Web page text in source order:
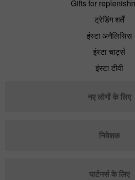
Gifts for
ट्रेडिंग शर्तें
इंस्टा अनैलिसिस
इंस्टा चार्ट्स
इंस्टा टीवी
नए लोगों के लिए
निवेशक
पार्टनर्स के लिए